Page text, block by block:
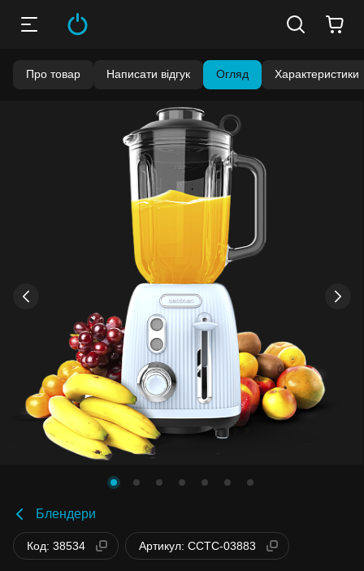
Про товар Написати відгук Огляд Характеристики
‹ ›
Блендери
Код: 38534 Артикул: CCTC-03883